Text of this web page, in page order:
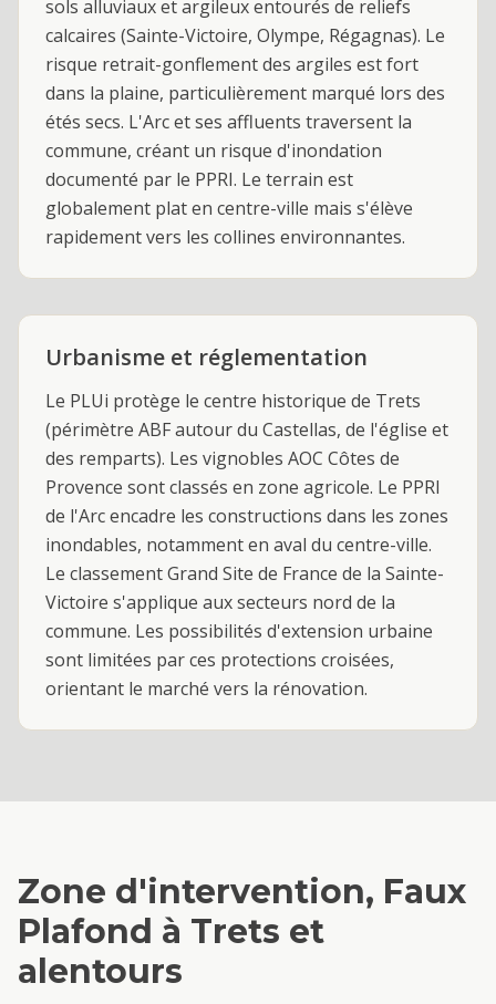
sols alluviaux et argileux entourés de reliefs
calcaires (Sainte-Victoire, Olympe, Régagnas). Le
risque retrait-gonflement des argiles est fort
dans la plaine, particulièrement marqué lors des
étés secs. L'Arc et ses affluents traversent la
commune, créant un risque d'inondation
documenté par le PPRI. Le terrain est
globalement plat en centre-ville mais s'élève
rapidement vers les collines environnantes.
Urbanisme et réglementation
Le PLUi protège le centre historique de Trets
(périmètre ABF autour du Castellas, de l'église et
des remparts). Les vignobles AOC Côtes de
Provence sont classés en zone agricole. Le PPRI
de l'Arc encadre les constructions dans les zones
inondables, notamment en aval du centre-ville.
Le classement Grand Site de France de la Sainte-
Victoire s'applique aux secteurs nord de la
commune. Les possibilités d'extension urbaine
sont limitées par ces protections croisées,
orientant le marché vers la rénovation.
Zone d'intervention, Faux
Plafond à Trets et
alentours